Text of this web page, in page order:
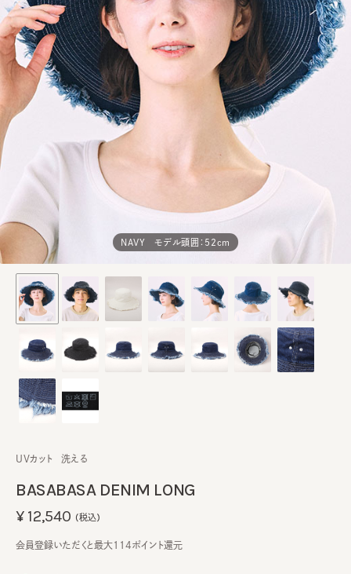
NAVY モデル頭囲：52cm
BASABASA DENIM LONG
UVカット 洗える
¥12,540 (税込)
会員登録いただくと最大114ポイント還元